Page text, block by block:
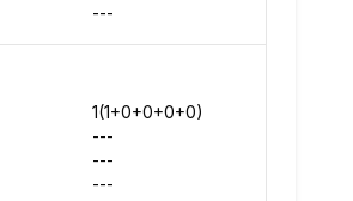
---
1(1+0+0+0+0)
---
---
---